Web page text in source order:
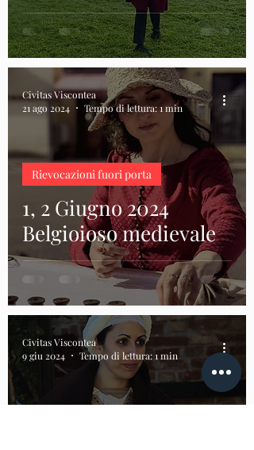
1, 2 Giugno 2024
Belgioioso medievale
Rievocazioni fuori porta
Civitas Viscontea
21 ago 2024
Tempo di lettura: 1 min
Civitas Viscontea
9 giu 2024
Tempo di lettura: 1 min